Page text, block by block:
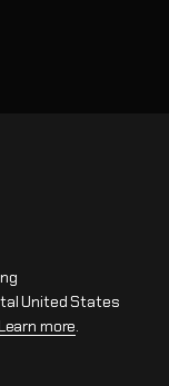
United States
more.